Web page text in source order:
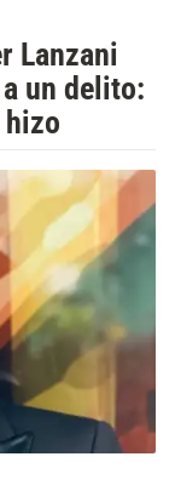
Lanzani
un delito:
hizo